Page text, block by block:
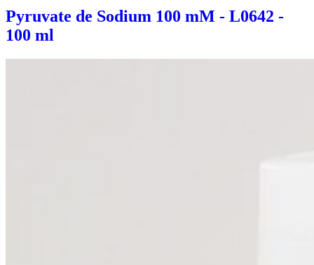
Pyruvate de Sodium 100 mM - L0642 -
100 ml